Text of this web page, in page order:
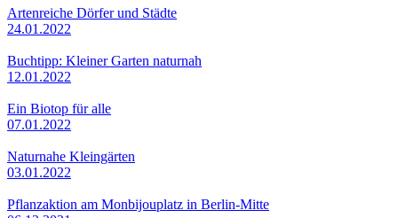
Artenreiche Dörfer und Städte
24.01.2022
Buchtipp: Kleiner Garten naturnah
12.01.2022
Ein Biotop für alle
07.01.2022
Naturnahe Kleingärten
03.01.2022
Pflanzaktion am Monbijouplatz in Berlin-Mitte